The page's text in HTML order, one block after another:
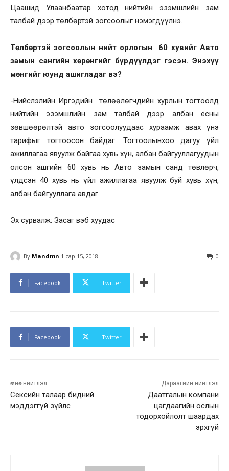
Цаашид Улаанбаатар хотод нийтийн эзэмшлийн зам
талбай дээр төлбөртэй зогсоолыг нэмэгдүүлнэ.
Төлбөртэй зогсоолын нийт орлогын 60 хувийг Авто
замын сангийн хөрөнгийг бүрдүүлдэг гэсэн. Энэхүү
мөнгийг юунд ашигладаг вэ?
-Нийслэлийн Иргэдийн төлөөлөгчдийн хурлын тогтоолд
нийтийн эзэмшлийн зам талбай дээр албан ёсны
зөвшөөрөлтэй авто зогсоолуудаас хураамж авах үнэ
тарифыг тогтоосон байдаг. Тогтоолынхоо дагуу үйл
ажиллагаа явуулж байгаа хувь хүн, албан байгууллагуудын
олсон ашгийн 60 хувь нь Авто замын санд төвлөрч,
үлдсэн 40 хувь нь үйл ажиллагаа явуулж буй хувь хүн,
албан байгууллага авдаг.
Эх сурвалж: Засаг вэб хуудас
By Mandmn 1 сар 15, 2018 0
Facebook Twitter
Facebook Twitter
өмнөх нийтлэл
Сексийн талаар бидний
мэддэггүй зүйлс
Дараагийн нийтлэл
Даатгалын компани
цагдаагийн ослын
тодорхойлолт шаардах
эрхгүй